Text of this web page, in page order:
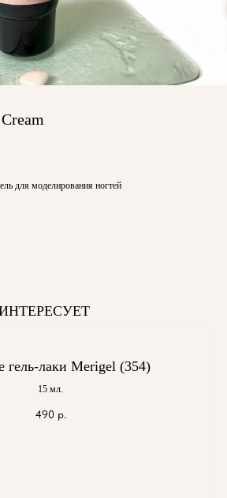
для моделирования ногтей
гель-лаки Merigel (354)
15 мл.
490 р.